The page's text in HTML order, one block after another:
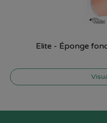
Elite - Éponge